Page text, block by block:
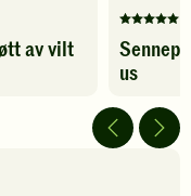
av vilt
Denne
har
5
av
us